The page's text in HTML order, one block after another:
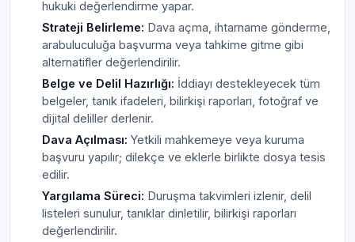
hukuki değerlendirme yapar.
Strateji Belirleme: Dava açma, ihtarname gönderme,
arabuluculuğa başvurma veya tahkime gitme gibi
alternatifler değerlendirilir.
Belge ve Delil Hazırlığı: İddiayı destekleyecek tüm
belgeler, tanık ifadeleri, bilirkişi raporları, fotoğraf ve
dijital deliller derlenir.
Dava Açılması: Yetkili mahkemeye veya kuruma
başvuru yapılır; dilekçe ve eklerle birlikte dosya tesis
edilir.
Yargılama Süreci: Duruşma takvimleri izlenir, delil
listeleri sunulur, tanıklar dinletilir, bilirkişi raporları
değerlendirilir.